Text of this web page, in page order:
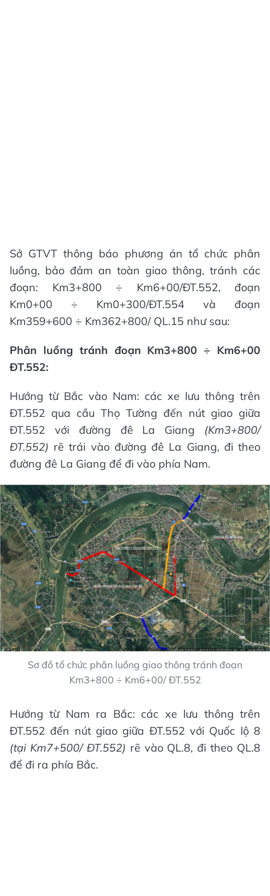
Sở GTVT thông báo phương án tổ chức phân
luồng, bảo đảm an toàn giao thông, tránh các
đoạn: Km3+800 ÷ Km6+00/ĐT.552, đoạn
Km0+00 ÷ Km0+300/ĐT.554 và đoạn
Km359+600 ÷ Km362+800/ QL.15 như sau:
Phân luồng tránh đoạn Km3+800 ÷ Km6+00
ĐT.552:
Hướng từ Bắc vào Nam: các xe lưu thông trên
ĐT.552 qua cầu Thọ Tường đến nút giao giữa
ĐT.552 với đường đê La Giang (Km3+800/
ĐT.552) rẽ trái vào đường đê La Giang, đi theo
đường đê La Giang để đi vào phía Nam.
Sơ đồ tổ chức phân luồng giao thông tránh đoạn
Km3+800 ÷ Km6+00/ ĐT.552
Hướng từ Nam ra Bắc: các xe lưu thông trên
ĐT.552 đến nút giao giữa ĐT.552 với Quốc lộ 8
(tại Km7+500/ ĐT.552) rẽ vào QL.8, đi theo QL.8
để đi ra phía Bắc.